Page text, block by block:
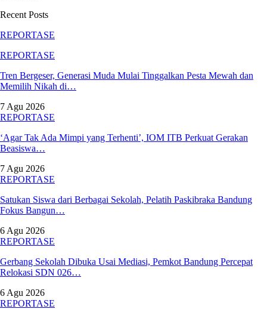
Recent Posts
REPORTASE
REPORTASE
Tren Bergeser, Generasi Muda Mulai Tinggalkan Pesta Mewah dan
Memilih Nikah di…
7 Agu 2026
REPORTASE
‘Agar Tak Ada Mimpi yang Terhenti’, IOM ITB Perkuat Gerakan
Beasiswa…
7 Agu 2026
REPORTASE
Satukan Siswa dari Berbagai Sekolah, Pelatih Paskibraka Bandung
Fokus Bangun…
6 Agu 2026
REPORTASE
Gerbang Sekolah Dibuka Usai Mediasi, Pemkot Bandung Percepat
Relokasi SDN 026…
6 Agu 2026
REPORTASE